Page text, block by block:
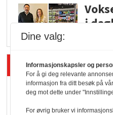
i
Siste artikler - Butikk
Dine valg:
Informasjonskapsler og
For å gi deg relevante
informasjon fra ditt besøk på
deg mot dette under
For øvrig bruker vi